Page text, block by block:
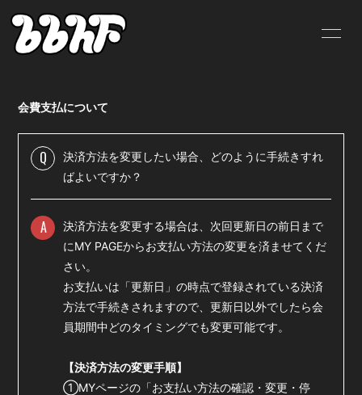
SCHEDULE
VIDEO
DISCOGRAPHY
RADIO
PHOTO
SHOP
会員登録 ログイン
会費支払について
Q
決済方法を変更したい場合、どのように手続きすれ
ばよいですか？
A
決済方法を変更する場合は、次回更新日の前日まで
にMY PAGEからお支払い方法の変更を済ませてくだ
さい。
お支払いは「更新日」の時点で登録されている決済
方法で手続きされますので、更新日以外でしたら会
員期間中どのタイミングでも変更可能です。
【決済方法の変更手順】
①MYページの「お支払い方法の確認・変更・停